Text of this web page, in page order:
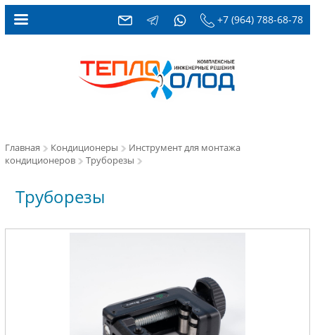
+7 (964) 788-68-78
Главная Кондиционеры
Инструмент для монтажа
кондиционеров
Труборезы
Труборезы